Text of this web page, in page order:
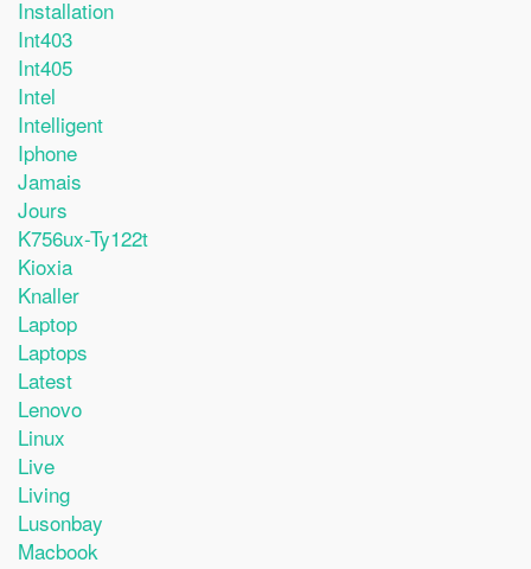
Installation
Int403
Int405
Intel
Intelligent
Iphone
Jamais
Jours
K756ux-Ty122t
Kioxia
Knaller
Laptop
Laptops
Latest
Lenovo
Linux
Live
Living
Lusonbay
Macbook